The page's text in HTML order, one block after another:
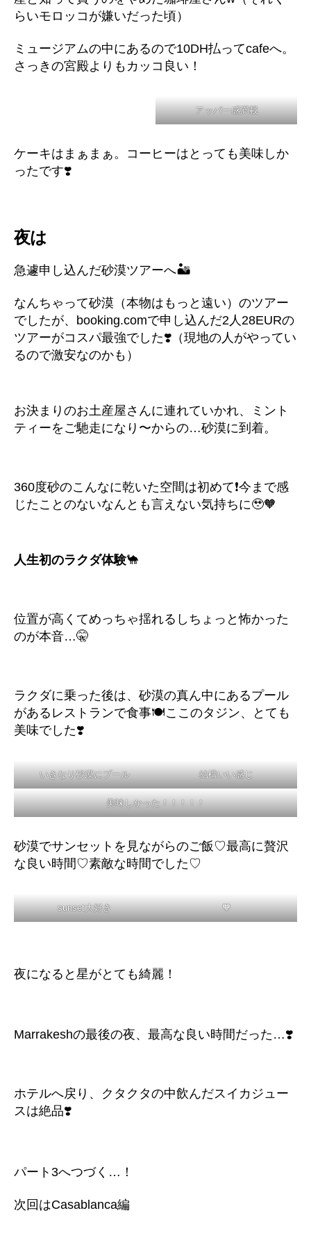
らいモロッコが嫌いだった頃）
ミュージアムの中にあるので10DH払ってcafeへ。
さっきの宮殿よりもカッコ良い！
アッパー感満載
ケーキはまぁまぁ。コーヒーはとっても美味しか
ったです❣️
夜は
急遽申し込んだ砂漠ツアーへ🏜️
なんちゃって砂漠（本物はもっと遠い）のツアー
でしたが、booking.comで申し込んだ2人28EURの
ツアーがコスパ最強でした❣️（現地の人がやってい
るので激安なのかも）
お決まりのお土産屋さんに連れていかれ、ミント
ティーをご馳走になり〜からの…砂漠に到着。
360度砂のこんなに乾いた空間は初めて❗️今まで感
じたことのないなんとも言えない気持ちに🥹🧡
人生初のラクダ体験🐪
位置が高くてめっちゃ揺れるしちょっと怖かった
のが本音…🤫
ラクダに乗った後は、砂漠の真ん中にあるプール
があるレストランで食事🍽️ここのタジン、とても
美味でした❣️
いきなり砂漠にプール 結構いい感じ
美味しかった！！！！！
砂漠でサンセットを見ながらのご飯♡最高に贅沢
な良い時間♡素敵な時間でした♡
sunset大好き 🧡
夜になると星がとても綺麗！
Marrakeshの最後の夜、最高な良い時間だった…❣️
ホテルへ戻り、クタクタの中飲んだスイカジュー
スは絶品❣️
パート3へつづく…！
次回はCasablanca編